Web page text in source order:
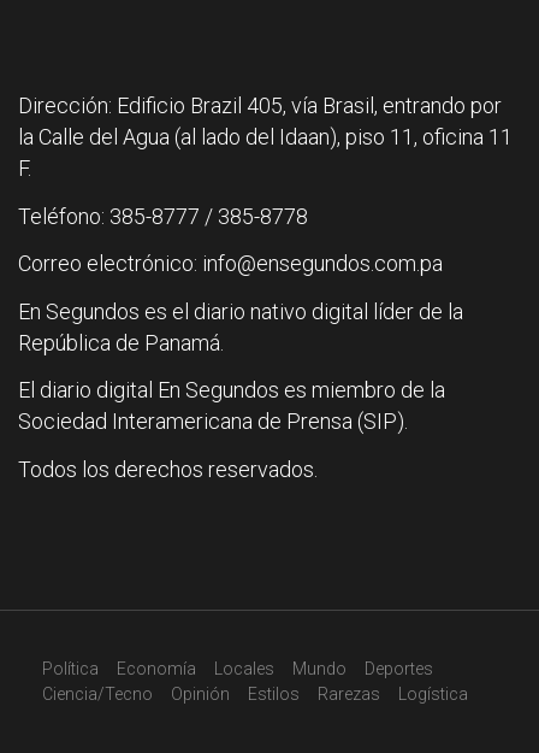
Dirección: Edificio Brazil 405, vía Brasil, entrando por
la Calle del Agua (al lado del Idaan), piso 11, oficina 11
F.
Teléfono: 385-8777 / 385-8778
Correo electrónico: info@ensegundos.com.pa
En Segundos es el diario nativo digital líder de la
República de Panamá.
El diario digital En Segundos es miembro de la
Sociedad Interamericana de Prensa (SIP).
Todos los derechos reservados.
Política Economía Locales Mundo
Deportes
Ciencia/Tecno
Opinión Estilos Rarezas Logística